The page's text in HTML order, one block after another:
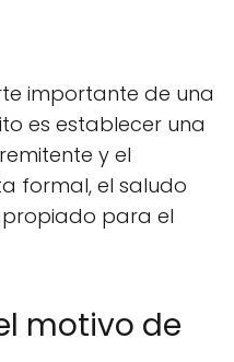
importante de una
es establecer una
y el
formal, el saludo
para el
motivo de